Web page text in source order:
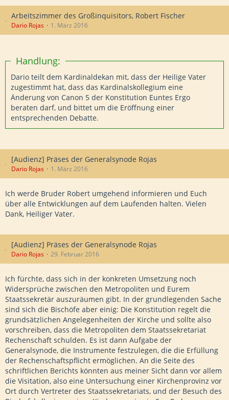
Arbeitszimmer des Großinquisitors, Robert Fischer
Dario Rojas 1. März 2016
Handlung:
Dario teilt dem Kardinaldekan mit, dass der Heilige Vater
zugestimmt hat, dass das Kardinalskollegium eine
Änderung von Canon 5 der Konstitution Euntes Ergo
beraten darf, und bittet um die Eröffnung einer
entsprechenden Debatte.
[Audienz] Präses der Generalsynode Rojas
Dario Rojas 1. März 2016
Ich werde Bruder Robert umgehend informieren und Euch
über alle Entwicklungen auf dem Laufenden halten. Vielen
Dank, Heiliger Vater.
[Audienz] Präses der Generalsynode Rojas
Dario Rojas 29. Februar 2016
Ich fürchte, dass sich in der konkreten Umsetzung noch
Widersprüche zwischen den Metropoliten und Eurem
Staatssekretär auszuräumen gibt. In der grundlegenden Sache
sind sich die Bischöfe aber einig: Die Konstitution regelt die
grundsätzlichen Angelegenheiten der Kirche und sollte also
vorschreiben, dass die Metropoliten dem Staatssekretariat
Rechenschaft schulden. Es ist dann Aufgabe der
Generalsynode, die Instrumente festzulegen, die die Erfüllung
der Rechenschaftspflicht ermöglichen. An die Seite des
schriftlichen Berichts könnten aus meiner Sicht dann vor allem
die Visitation, also eine Untersuchung einer Kirchenprovinz vor
Ort durch Vertreter des Staatssekretariats, und der Besuch des